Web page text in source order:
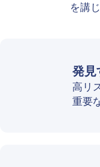
を講
発見
高リ
重要